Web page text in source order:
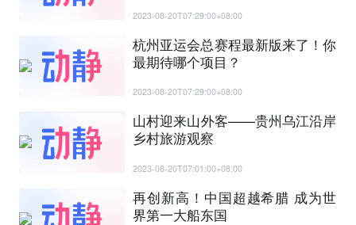
2023-08-20T07:29:00+08:00
杭州亚运会总赛程最新版来了！你
最期待哪个项目？
2023-08-20T07:29:00+08:00
山村迎来山外客——贵州乌江沿岸
乡村旅游观察
2023-08-20T07:01:00+08:00
再创新高！中国超越希腊 成为世
界第一大船东国